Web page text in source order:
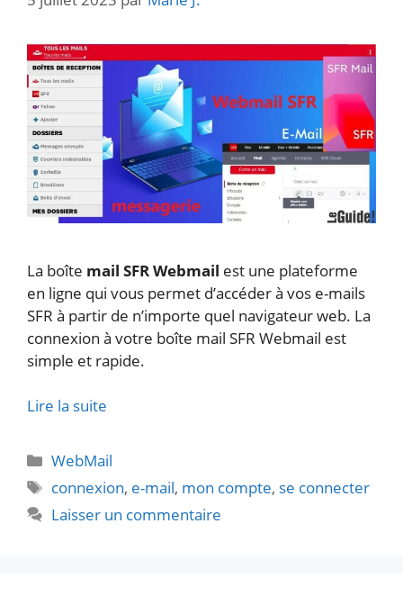
La boîte mail SFR Webmail est une plateforme
en ligne qui vous permet d’accéder à vos e-mails
SFR à partir de n’importe quel navigateur web. La
connexion à votre boîte mail SFR Webmail est
simple et rapide.
Lire la suite
Catégories
WebMail
Étiquettes
connexion, e-mail, mon compte, se connecter
Laisser un commentaire